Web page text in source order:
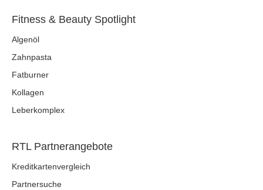
Fitness & Beauty Spotlight
Algenöl
Zahnpasta
Fatburner
Kollagen
Leberkomplex
RTL Partnerangebote
Kreditkartenvergleich
Partnersuche